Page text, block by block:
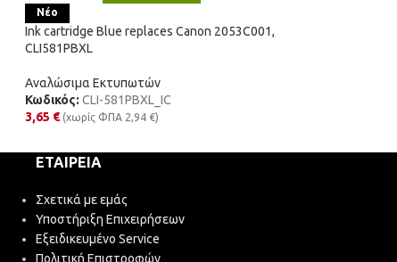
Νέο
Ink cartridge Blue replaces Canon 2053C001,
CLI581PBXL
Αναλώσιμα Εκτυπωτών
Κωδικός: CLI-581PBXL_IC
3,65 € (χωρίς ΦΠΑ 2,94 €)
ΕΤΑΙΡΕΊΑ
Σχετικά με εμάς
Υποστήριξη Επιχειρήσεων
Εξειδικευμένο Service
Πολιτική Επιστροφών